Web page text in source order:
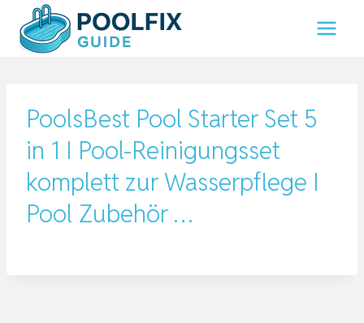
Inhalt
springen
PoolsBest Pool Starter Set 5
in 1 I Pool-Reinigungsset
komplett zur Wasserpflege I
Pool Zubehör …